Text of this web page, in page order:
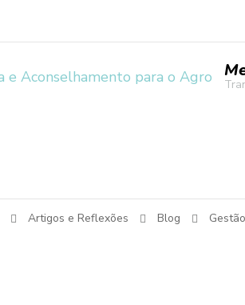
Artigos e Reflexões Blog Gestão